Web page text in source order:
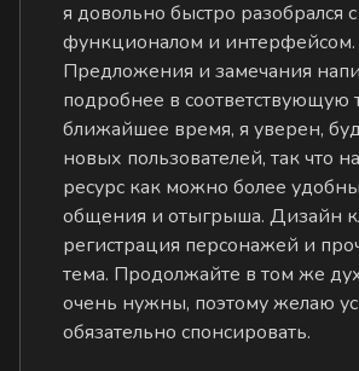
я довольно быстро разобрался с
функционалом и интерфейсом.
Предложения и замечания
подробнее в соответствующую
ближайшее время, я уверен,
новых пользователей, так что
ресурс как можно более
общения и отыгрыша. Дизайн
регистрация персонажей и
тема. Продолжайте в том же
очень нужны, поэтому желаю
обязательно спонсировать.